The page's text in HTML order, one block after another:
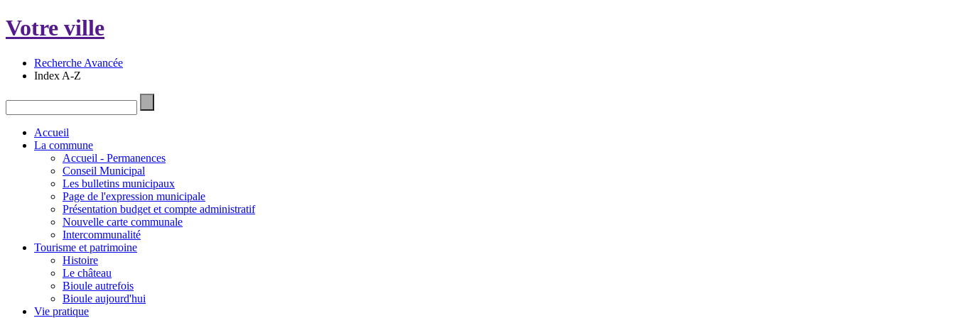
Votre ville
Recherche Avancée
Index A-Z
Accueil
La commune
Accueil - Permanences
Conseil Municipal
Les bulletins municipaux
Page de l'expression municipale
Présentation budget et compte administratif
Nouvelle carte communale
Intercommunalité
Tourisme et patrimoine
Histoire
Le château
Bioule autrefois
Bioule aujourd'hui
Vie pratique